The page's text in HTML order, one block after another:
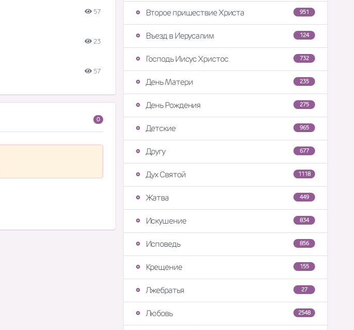
57
23
57
0
951
Второе пришествие Христа
124
Въезд в Иерусалим
732
Господь Иисус Христос
235
День Матери
275
День Рождения
965
Детские
677
Другу
1118
Дух Святой
449
Жатва
834
Искушение
856
Исповедь
155
Крещение
27
Лжебратья
2548
Любовь